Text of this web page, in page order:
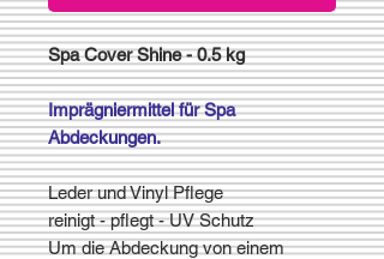
Spa Cover Shine - 0.5 kg
Imprägniermittel für Spa
Abdeckungen.
Leder und Vinyl Pflege
reinigt - pflegt - UV Schutz
Um die Abdeckung von einem